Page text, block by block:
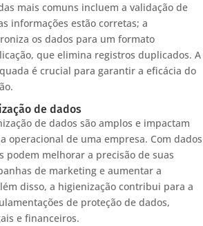
mais comuns incluem a validação de
informações estão corretas; a
os dados para um formato
que elimina registros duplicados. A
é crucial para garantir a eficácia do
de dados
de dados são amplos e impactam
operacional de uma empresa. Com dados
podem melhorar a precisão de suas
de marketing e aumentar a
disso, a higienização contribui para a
de proteção de dados,
e financeiros.